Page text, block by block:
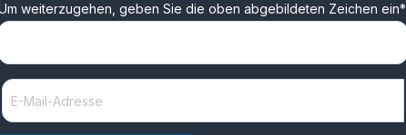
weiterzugehen, geben Sie die oben abgebildeten Zeichen ein*